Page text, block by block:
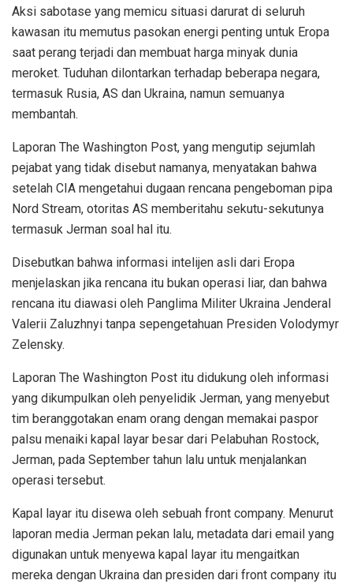
Aksi sabotase yang memicu situasi darurat di seluruh
kawasan itu memutus pasokan energi penting untuk Eropa
saat perang terjadi dan membuat harga minyak dunia
meroket. Tuduhan dilontarkan terhadap beberapa negara,
termasuk Rusia, AS dan Ukraina, namun semuanya
membantah.
Laporan The Washington Post, yang mengutip sejumlah
pejabat yang tidak disebut namanya, menyatakan bahwa
setelah CIA mengetahui dugaan rencana pengeboman pipa
Nord Stream, otoritas AS memberitahu sekutu-sekutunya
termasuk Jerman soal hal itu.
Disebutkan bahwa informasi intelijen asli dari Eropa
menjelaskan jika rencana itu bukan operasi liar, dan bahwa
rencana itu diawasi oleh Panglima Militer Ukraina Jenderal
Valerii Zaluzhnyi tanpa sepengetahuan Presiden Volodymyr
Zelensky.
Laporan The Washington Post itu didukung oleh informasi
yang dikumpulkan oleh penyelidik Jerman, yang menyebut
tim beranggotakan enam orang dengan memakai paspor
palsu menaiki kapal layar besar dari Pelabuhan Rostock,
Jerman, pada September tahun lalu untuk menjalankan
operasi tersebut.
Kapal layar itu disewa oleh sebuah front company. Menurut
laporan media Jerman pekan lalu, metadata dari email yang
digunakan untuk menyewa kapal layar itu mengaitkan
mereka dengan Ukraina dan presiden dari front company itu